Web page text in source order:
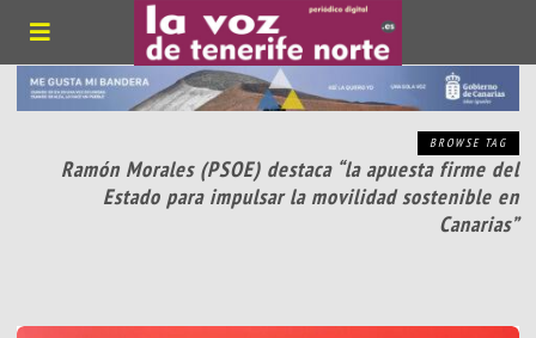
BROWSE TAG
Ramón Morales (PSOE) destaca “la apuesta firme del
Estado para impulsar la movilidad sostenible en
Canarias”